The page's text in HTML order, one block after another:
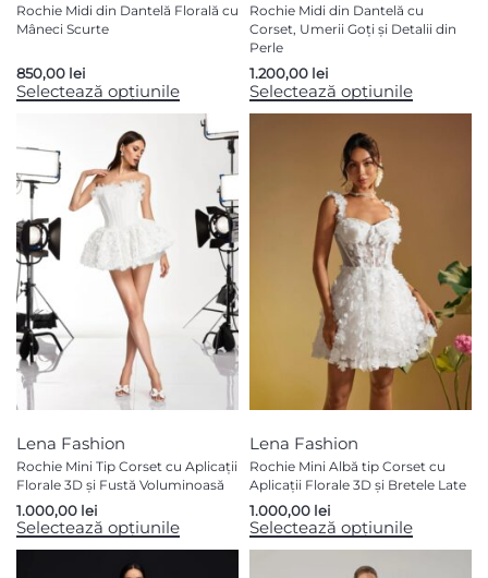
Rochie Midi din Dantelă Florală cu
Mâneci Scurte
850,00 lei
Selectează opțiunile
Rochie Midi din Dantelă cu
Corset, Umerii Goți și Detalii din
Perle
1.200,00 lei
Selectează opțiunile
Lena Fashion
Rochie Mini Tip Corset cu Aplicații
Florale 3D și Fustă Voluminoasă
1.000,00 lei
Selectează opțiunile
Lena Fashion
Rochie Mini Albă tip Corset cu
Aplicații Florale 3D și Bretele Late
1.000,00 lei
Selectează opțiunile